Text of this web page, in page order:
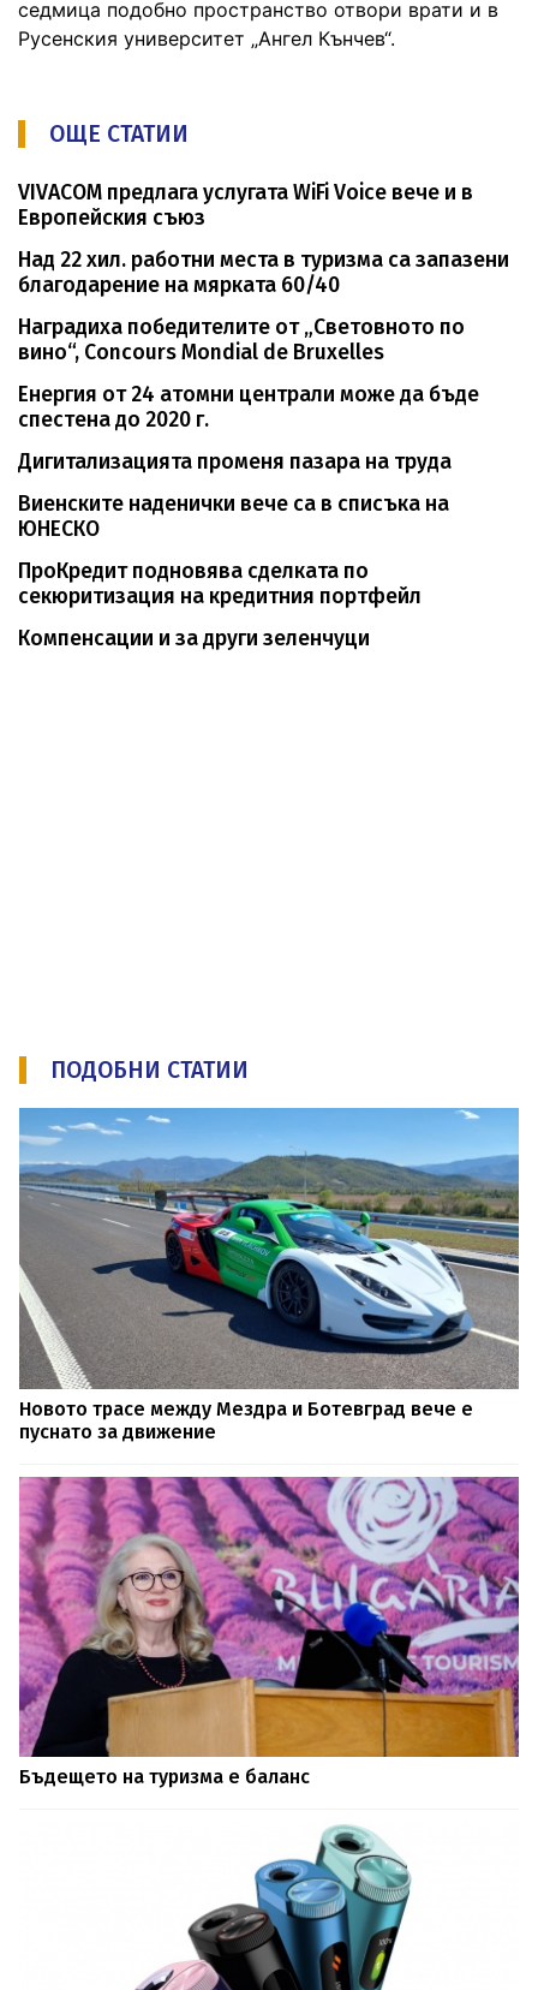
седмица подобно пространство отвори врати и в
Русенския университет „Ангел Кънчев“.
ОЩЕ СТАТИИ
VIVACOM предлага услугата WiFi Voice вече и в
Европейския съюз
Над 22 хил. работни места в туризма са запазени
благодарение на мярката 60/40
Наградиха победителите от „Световното по
вино“, Concours Mondial de Bruxelles
Енергия от 24 атомни централи може да бъде
спестена до 2020 г.
Дигитализацията променя пазара на труда
Виенските наденички вече са в списъка на
ЮНЕСКО
ПроКредит подновява сделката по
секюритизация на кредитния портфейл
Компенсации и за други зеленчуци
ПОДОБНИ СТАТИИ
Новото трасе между Мездра и Ботевград вече е
пуснато за движение
Бъдещето на туризма е баланс